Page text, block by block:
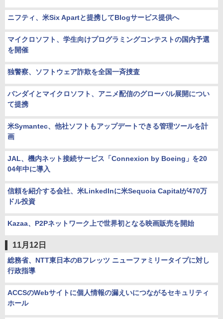
ニフティ、米Six Apartと提携してBlogサービス提供へ
マイクロソフト、学生向けプログラミングコンテストの国内予選
を開催
独警察、ソフトウェア詐欺を全国一斉捜査
バンダイとマイクロソフト、アニメ配信のグローバル展開につい
て提携
米Symantec、他社ソフトもアップデートできる管理ツールを計
画
JAL、機内ネット接続サービス「Connexion by Boeing」を20
04年中に導入
信頼を紹介する会社、米LinkedInに米Sequoia Capitalが470万
ドル投資
Kazaa、P2Pネットワーク上で世界初となる映画販売を開始
11月12日
総務省、NTT東日本のBフレッツ ニューファミリータイプに対し
行政指導
ACCSのWebサイトに個人情報の漏えいにつながるセキュリティ
ホール